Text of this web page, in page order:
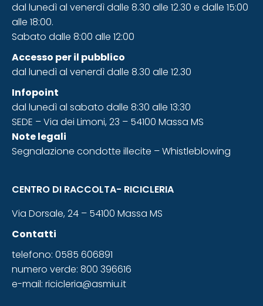
dal lunedì al venerdì dalle 8.30 alle 12.30 e dalle 15:00
alle 18:00.
Sabato dalle 8:00 alle 12:00
Accesso per il pubblico
dal lunedì al venerdì dalle 8.30 alle 12.30
Infopoint
dal lunedì al sabato dalle 8:30 alle 13:30
SEDE – Via dei Limoni, 23 – 54100 Massa MS
Note legali
Segnalazione condotte illecite – Whistleblowing
CENTRO DI RACCOLTA- RICICLERIA
Via Dorsale, 24 – 54100 Massa MS
Contatti
telefono: 0585 606891
numero verde: 800 396616
e-mail: ricicleria@asmiu.it